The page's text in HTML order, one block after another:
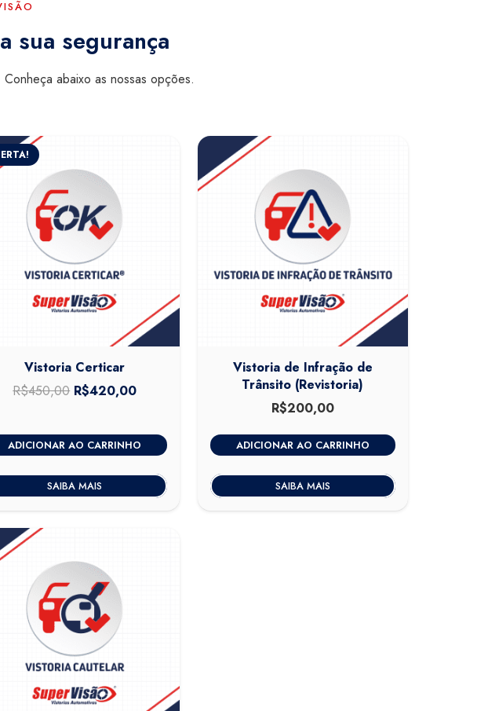
sua segurança
abaixo as nossas opções.
Vistoria Certicar
R$450,00 O
original
era:
R$450,00.
R$420,00
atual
é:
R$420,00.
ADICIONAR AO CARRINHO
SAIBA MAIS
Vistoria de Infração de
Trânsito (Revistoria)
R$200,00
ADICIONAR AO CARRINHO
SAIBA MAIS